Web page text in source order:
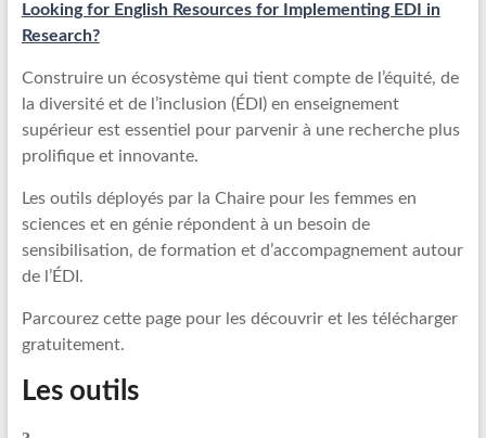
Looking for English Resources for Implementing EDI in
Research?
Construire un écosystème qui tient compte de l’équité, de
la diversité et de l’inclusion (ÉDI) en enseignement
supérieur est essentiel pour parvenir à une recherche plus
prolifique et innovante.
Les outils déployés par la Chaire pour les femmes en
sciences et en génie répondent à un besoin de
sensibilisation, de formation et d’accompagnement autour
de l’ÉDI.
Parcourez cette page pour les découvrir et les télécharger
gratuitement.
Les outils